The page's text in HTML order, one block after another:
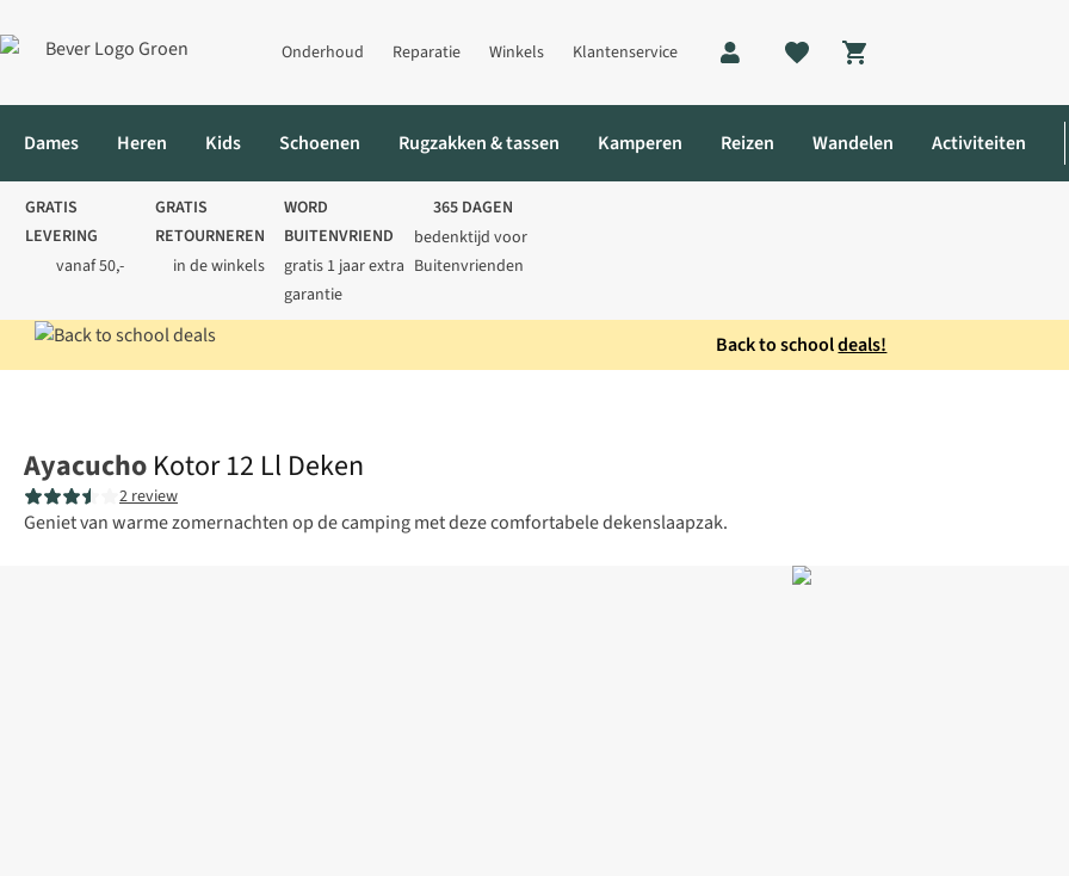
Onderhoud Reparatie Winkels Klantenservice
Shopping cart
Dames Heren Kids Schoenen Rugzakken & tassen Kamperen Reizen Wandelen Activiteiten
GRATIS
LEVERING
vanaf 50,-
GRATIS
RETOURNEREN
in de winkels
WORD
BUITENVRIEND
gratis 1 jaar extra
garantie
365 DAGEN
bedenktijd voor
Buitenvrienden
Back to schooldeals!
Ayacucho Kotor 12 Ll Deken
2 review
Geniet van warme zomernachten op de camping met deze comfortabele dekenslaapzak.